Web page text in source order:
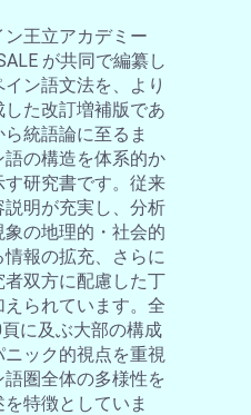
王立アカデミー
が共同で編纂し
ン語文法を、より
た改訂増補版であ
統語論に至るま
語の構造を体系的か
研究書です。従来
説明が充実し、分析
の地理的・社会的
報の拡充、さらに
双方に配慮した丁
られています。全
に及ぶ大部の構成
ニック的視点を重視
語圏全体の多様性を
特徴としていま